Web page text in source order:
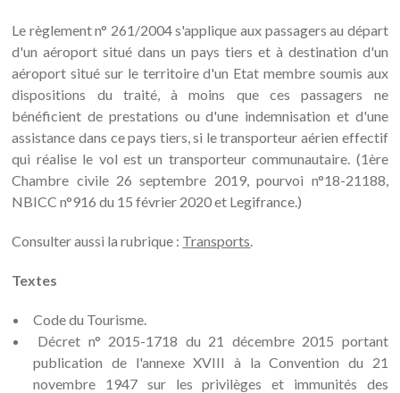
Le règlement n° 261/2004 s'applique aux passagers au départ
d'un aéroport situé dans un pays tiers et à destination d'un
aéroport situé sur le territoire d'un Etat membre soumis aux
dispositions du traité, à moins que ces passagers ne
bénéficient de prestations ou d'une indemnisation et d'une
assistance dans ce pays tiers, si le transporteur aérien effectif
qui réalise le vol est un transporteur communautaire. (1ère
Chambre civile 26 septembre 2019, pourvoi n°18-21188,
NBICC n°916 du 15 février 2020 et Legifrance.)
Consulter aussi la rubrique : Transports.
Textes
Code du Tourisme.
Décret n° 2015-1718 du 21 décembre 2015 portant
publication de l'annexe XVIII à la Convention du 21
novembre 1947 sur les privilèges et immunités des